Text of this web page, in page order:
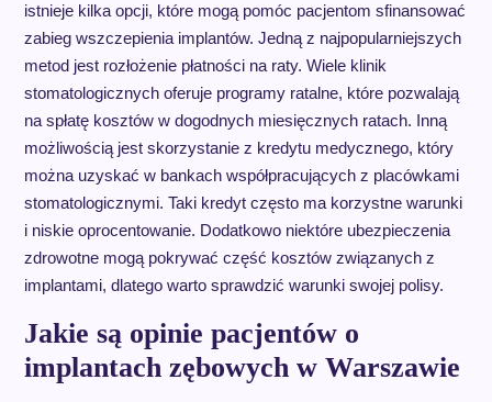
istnieje kilka opcji, które mogą pomóc pacjentom sfinansować
zabieg wszczepienia implantów. Jedną z najpopularniejszych
metod jest rozłożenie płatności na raty. Wiele klinik
stomatologicznych oferuje programy ratalne, które pozwalają
na spłatę kosztów w dogodnych miesięcznych ratach. Inną
możliwością jest skorzystanie z kredytu medycznego, który
można uzyskać w bankach współpracujących z placówkami
stomatologicznymi. Taki kredyt często ma korzystne warunki
i niskie oprocentowanie. Dodatkowo niektóre ubezpieczenia
zdrowotne mogą pokrywać część kosztów związanych z
implantami, dlatego warto sprawdzić warunki swojej polisy.
Jakie są opinie pacjentów o
implantach zębowych w Warszawie